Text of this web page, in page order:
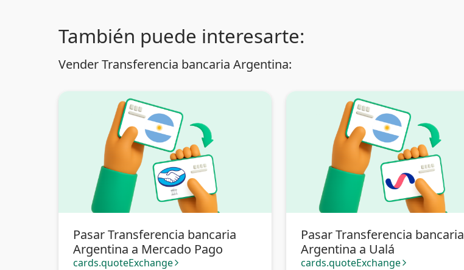
También puede interesarte:
Vender Transferencia bancaria Argentina:
Pasar Transferencia bancaria
Argentina a Mercado Pago
cards.quoteExchange arrow_forward_ios
Pasar Transferencia bancaria
Argentina a Ualá
cards.quoteExchange arrow_forward_ios